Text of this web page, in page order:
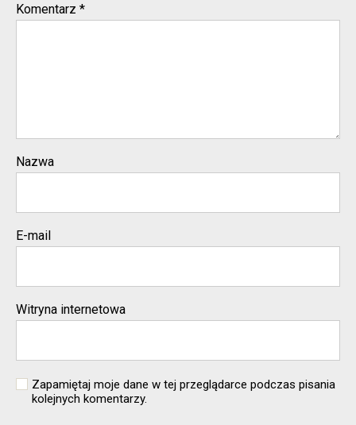
Komentarz *
Nazwa
E-mail
Witryna internetowa
Zapamiętaj moje dane w tej przeglądarce podczas pisania
kolejnych komentarzy.